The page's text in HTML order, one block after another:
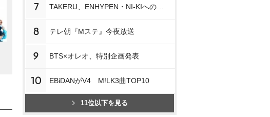
7
8 テレ朝『Mステ』今夜放送
9 BTS×オレオ、特別企画発表
10 EBiDANがV4 M!LK3曲TOP10
11位以下を見る